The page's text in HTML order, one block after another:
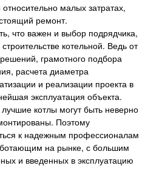
малых затратах,
ремонт.
что важен и выбор подрядчика,
котельной. Ведь от
грамотного подбора
расчета диаметра
и реализации проекта в
эксплуатация объекта.
котлы могут быть неверно
Поэтому
к надежным профессионалам
на рынке, с большим
и введенных в эксплуатацию